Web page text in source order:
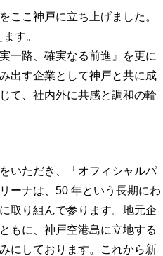
ここ神戸に立ち上げました。
す。
一路、確実なる前進』を更に
出す企業として神戸と共に成
て、社内外に共感と調和の輪
いただき、「オフィシャルパ
ーナは、50 年という長期にわ
取り組んで参ります。地元企
もに、神戸空港島に立地する
にしております。これから新